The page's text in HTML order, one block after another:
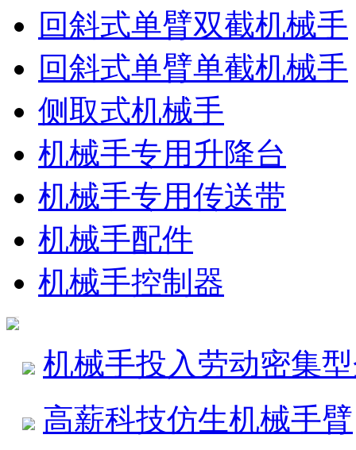
回斜式单臂双截机械手
回斜式单臂单截机械手
侧取式机械手
机械手专用升降台
机械手专用传送带
机械手配件
机械手控制器
机械手投入劳动密集
高薪科技仿生机械手臂